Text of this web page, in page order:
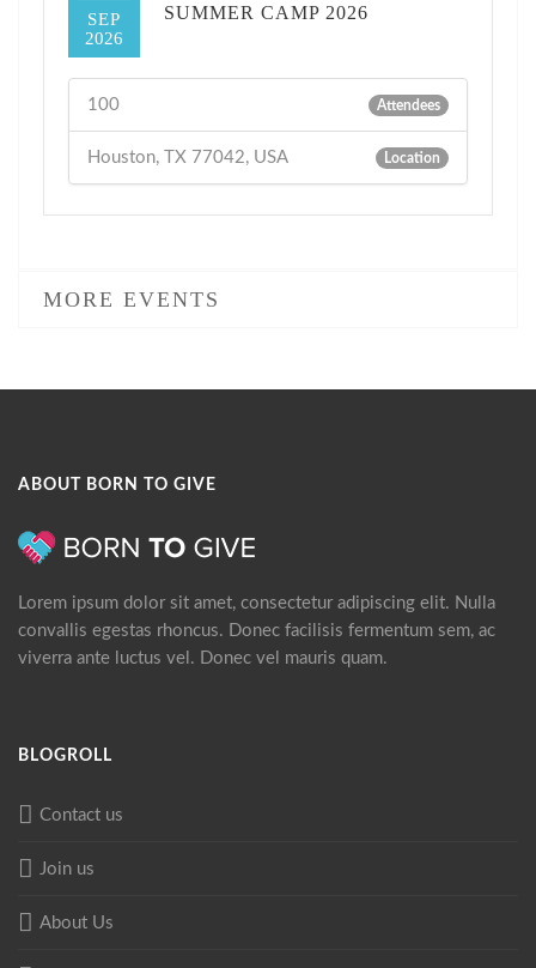
SEP
2026
SUMMER CAMP 2026
100 Attendees
Houston, TX 77042, USA Location
MORE EVENTS
ABOUT BORN TO GIVE
Lorem ipsum dolor sit amet, consectetur adipiscing elit. Nulla
convallis egestas rhoncus. Donec facilisis fermentum sem, ac
viverra ante luctus vel. Donec vel mauris quam.
BLOGROLL
Contact us
Join us
About Us